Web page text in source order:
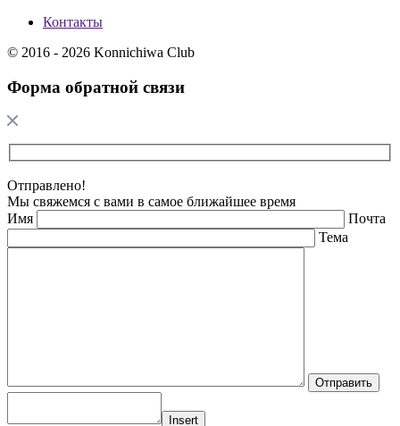
Контакты
© 2016 - 2026 Konnichiwa Club
Форма обратной связи
Отправлено!
Мы свяжемся с вами в самое ближайшее время
Имя
Почта
Тема
Insert